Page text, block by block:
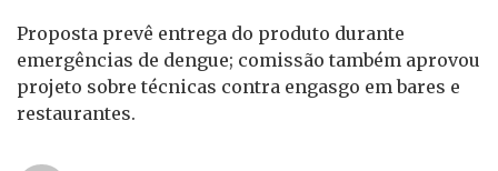
Proposta prevê entrega do produto durante
emergências de dengue; comissão também aprovou
projeto sobre técnicas contra engasgo em bares e
restaurantes.